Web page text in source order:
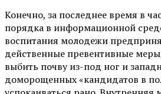
Конечно, за последнее время в
порядка в информационной
воспитания молодежи
действенные превентивные
выбить почву из-под ног и
доморощенных «кандидатов в